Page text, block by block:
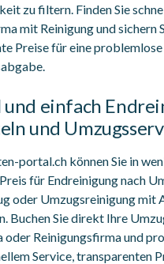
zu filtern. Finden Sie
mit Reinigung und sichern
Preise für eine problemlose
und einfach
und
portal.ch können Sie in
für Endreinigung nach
oder Umzugsreinigung mit
Buchen Sie direkt Ihre
oder Reinigungsfirma und
Service, transparenten